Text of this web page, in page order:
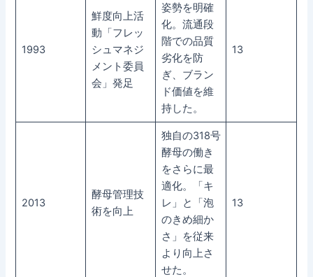
1993
鮮度向上活
動「フレッ
シュマネジ
メント委員
会」発足
姿勢を明確
化。流通段
階での品質
劣化を防
ぎ、ブラン
ド価値を維
持した。
13
2013
酵母管理技
術を向上
独自の318号
酵母の働き
をさらに最
適化。「キ
レ」と「泡
のきめ細か
さ」を従来
より向上さ
せた。
13